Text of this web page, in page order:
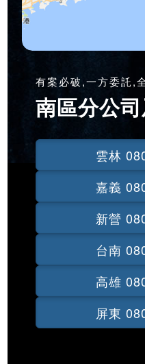
有案必破,一方委託,
南區分公
雲林
嘉義
新營
台南
高雄
屏東